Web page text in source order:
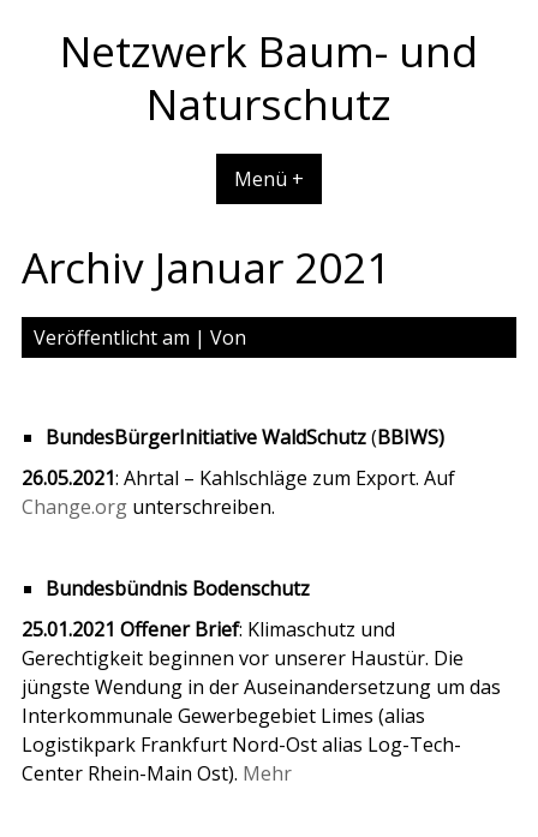
contentNetzwerk Baum- und
Naturschutz
Menü +
Archiv Januar 2021
Veröffentlicht am | Von
BundesBürgerInitiative WaldSchutz(BBIWS)
26.05.2021: Ahrtal – Kahlschläge zum Export. Auf
Change.orgunterschreiben.
Bundesbündnis Bodenschutz
25.01.2021 Offener Brief: Klimaschutz und
Gerechtigkeit beginnen vor unserer Haustür. Die
jüngste Wendung in der Auseinandersetzung um das
Interkommunale Gewerbegebiet Limes (alias
Logistikpark Frankfurt Nord-Ost alias Log-Tech-
Center Rhein-Main Ost). Mehr